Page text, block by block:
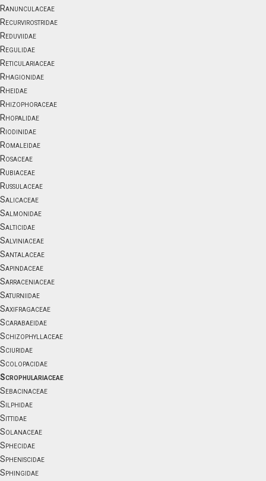
Ranunculaceae
Recurvirostridae
Reduviidae
Regulidae
Reticulariaceae
Rhagionidae
Rheidae
Rhizophoraceae
Rhopalidae
Riodinidae
Romaleidae
Rosaceae
Rubiaceae
Russulaceae
Salicaceae
Salmonidae
Salticidae
Salviniaceae
Santalaceae
Sapindaceae
Sarraceniaceae
Saturniidae
Saxifragaceae
Scarabaeidae
Schizophyllaceae
Sciuridae
Scolopacidae
Scrophulariaceae
Sebacinaceae
Silphidae
Sittidae
Solanaceae
Sphecidae
Spheniscidae
Sphingidae